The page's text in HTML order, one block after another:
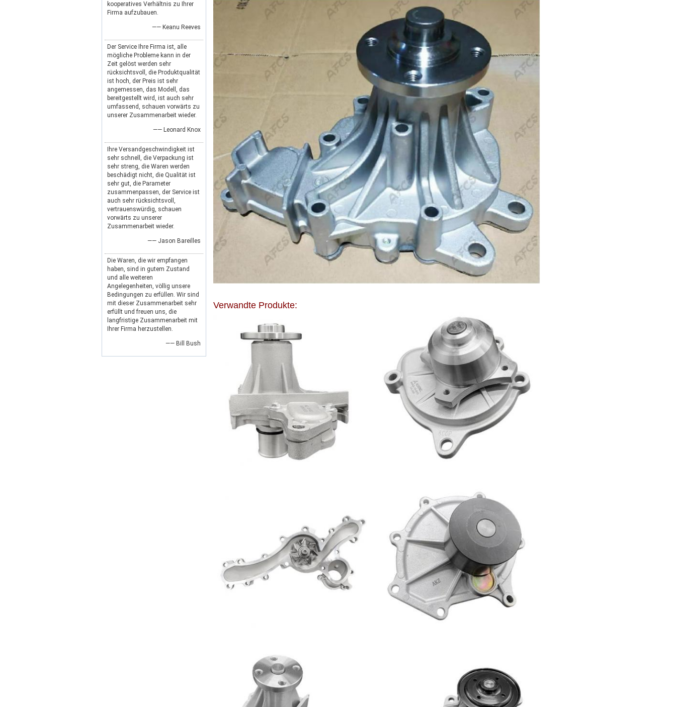
kooperatives Verhältnis zu Ihrer
Firma aufzubauen.
—— Keanu Reeves
Der Service Ihre Firma ist, alle
mögliche Probleme kann in der
Zeit gelöst werden sehr
rücksichtsvoll, die Produktqualität
ist hoch, der Preis ist sehr
angemessen, das Modell, das
bereitgestellt wird, ist auch sehr
umfassend, schauen vorwärts zu
unserer Zusammenarbeit wieder.
—— Leonard Knox
Ihre Versandgeschwindigkeit ist
sehr schnell, die Verpackung ist
sehr streng, die Waren werden
beschädigt nicht, die Qualität ist
sehr gut, die Parameter
zusammenpassen, der Service ist
auch sehr rücksichtsvoll,
vertrauenswürdig, schauen
vorwärts zu unserer
Zusammenarbeit wieder.
—— Jason Bareilles
Die Waren, die wir empfangen
haben, sind in gutem Zustand
und alle weiteren
Angelegenheiten, völlig unsere
Bedingungen zu erfüllen. Wir sind
mit dieser Zusammenarbeit sehr
erfüllt und freuen uns, die
langfristige Zusammenarbeit mit
Ihrer Firma herzustellen.
—— Bill Bush
Verwandte Produkte: